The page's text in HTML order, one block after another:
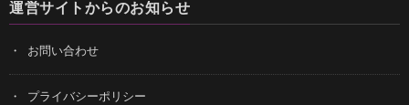
運営サイトからのお知らせ
お問い合わせ
プライバシーポリシー